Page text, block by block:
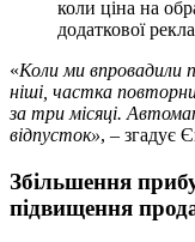
коли ціна на
додаткової
«Коли ми впровадили
ніші, частка
за три місяці.
відпусток», – згадує
Збільшення
підвищення